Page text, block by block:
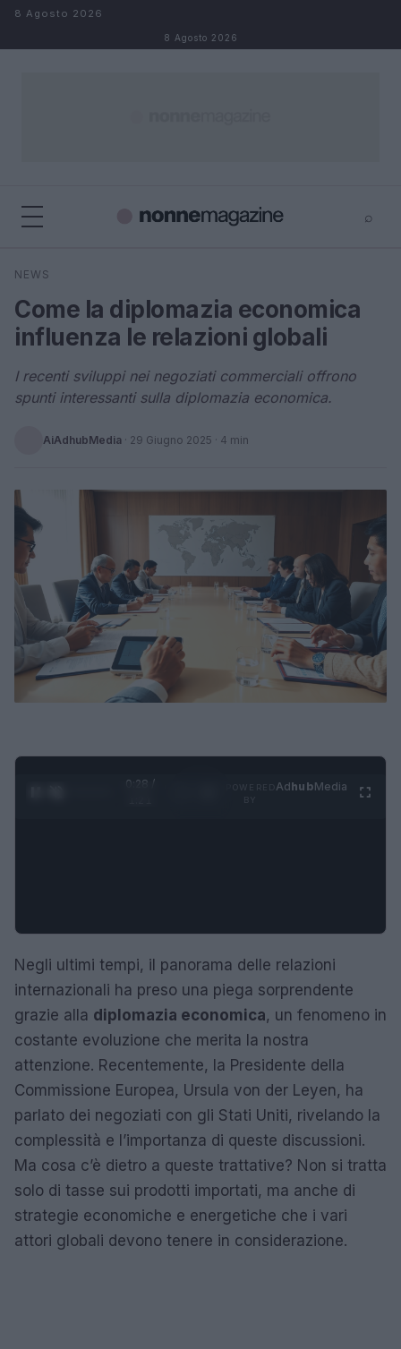
Salta al contenuto
8 Agosto 2026
8 Agosto 2026
⌕
Cerca
NEWS
Come la diplomazia economica
influenza le relazioni globali
I recenti sviluppi nei negoziati commerciali offrono
spunti interessanti sulla diplomazia economica.
AiAdhubMedia · 29 Giugno 2025 · 4 min
0:28 /
AdhubMedia
Negli ultimi tempi, il panorama delle relazioni
internazionali ha preso una piega sorprendente
grazie alla diplomazia economica, un fenomeno in
costante evoluzione che merita la nostra
attenzione. Recentemente, la Presidente della
Commissione Europea, Ursula von der Leyen, ha
parlato dei negoziati con gli Stati Uniti, rivelando la
complessità e l’importanza di queste discussioni.
Ma cosa c’è dietro a queste trattative? Non si tratta
solo di tasse sui prodotti importati, ma anche di
strategie economiche e energetiche che i vari
attori globali devono tenere in considerazione.